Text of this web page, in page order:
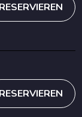
RESERVIEREN
RESERVIEREN